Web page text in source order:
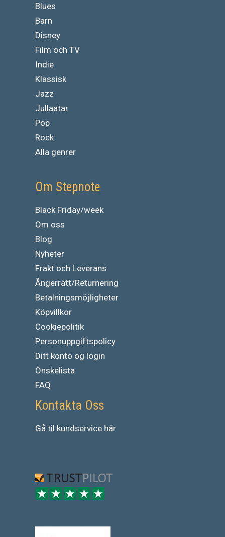
Blues
Barn
Disney
Film och TV
Indie
Klassisk
Jazz
Jullaatar
Pop
Rock
Alla genrer
Om Stepnote
Black Friday/week
Om oss
Blog
Nyheter
Frakt och Leverans
Ångerrätt/Returnering
Betalningsmöjligheter
Köpvillkor
Cookiepolitik
Personuppgiftspolicy
Ditt konto og login
Önskelista
FAQ
Kontakta Oss
Gå til kundservice här